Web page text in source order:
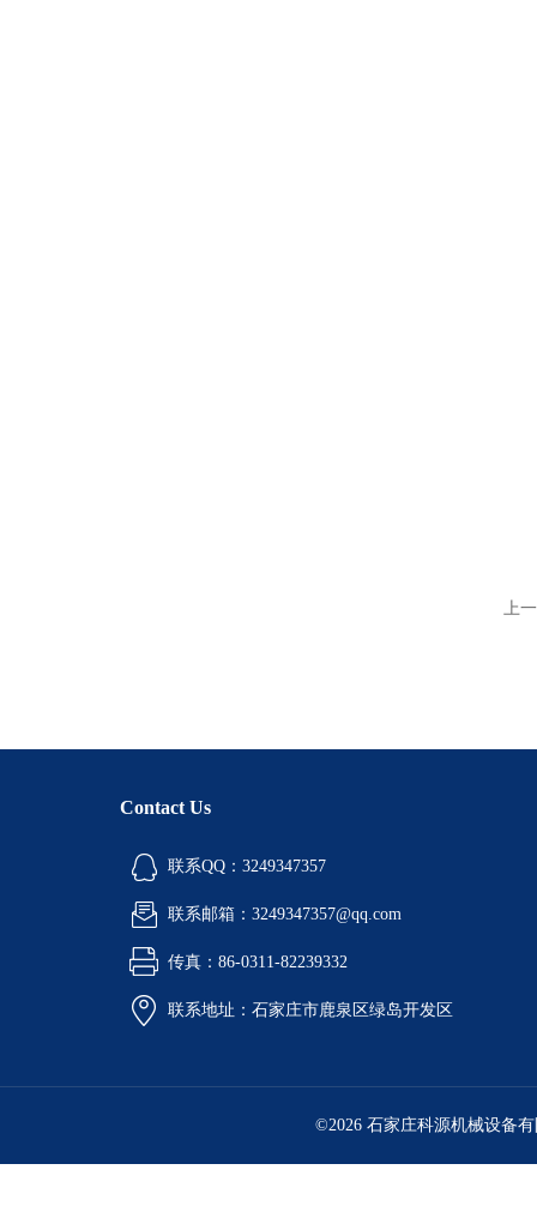
上
Contact Us
联系QQ：3249347357
联系邮箱：3249347357@qq.com
传真：86-0311-82239332
联系地址：石家庄市鹿泉区绿岛开发区
©2026 石家庄科源机械设备